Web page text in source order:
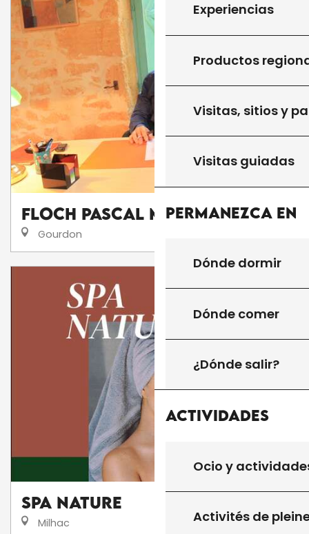
Experiencias
Productos
Visitas, sitios y
Visitas guiadas
Permanezca en
Dónde dormir
Dónde comer
¿Dónde salir?
Actividades
Ocio y
Activités de
Floch Pascal Magnétiseur
Gourdon
Spa Nature
Milhac